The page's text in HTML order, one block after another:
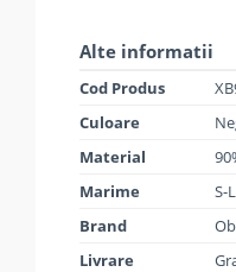
Alte informatii
Cod Produs
Culoare
Material
Marime
S-L
Brand
Livrare